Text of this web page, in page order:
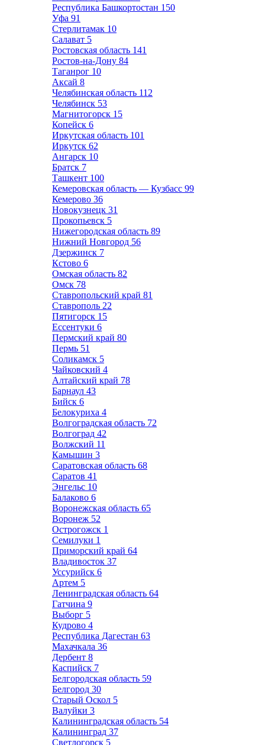
Республика Башкортостан 150
Уфа 91
Стерлитамак 10
Салават 5
Ростовская область 141
Ростов-на-Дону 84
Таганрог 10
Аксай 8
Челябинская область 112
Челябинск 53
Магнитогорск 15
Копейск 6
Иркутская область 101
Иркутск 62
Ангарск 10
Братск 7
Ташкент 100
Кемеровская область — Кузбасс 99
Кемерово 36
Новокузнецк 31
Прокопьевск 5
Нижегородская область 89
Нижний Новгород 56
Дзержинск 7
Кстово 6
Омская область 82
Омск 78
Ставропольский край 81
Ставрополь 22
Пятигорск 15
Ессентуки 6
Пермский край 80
Пермь 51
Соликамск 5
Чайковский 4
Алтайский край 78
Барнаул 43
Бийск 6
Белокуриха 4
Волгоградская область 72
Волгоград 42
Волжский 11
Камышин 3
Саратовская область 68
Саратов 41
Энгельс 10
Балаково 6
Воронежская область 65
Воронеж 52
Острогожск 1
Семилуки 1
Приморский край 64
Владивосток 37
Уссурийск 6
Артем 5
Ленинградская область 64
Гатчина 9
Выборг 5
Кудрово 4
Республика Дагестан 63
Махачкала 36
Дербент 8
Каспийск 7
Белгородская область 59
Белгород 30
Старый Оскол 5
Валуйки 3
Калининградская область 54
Калининград 37
Светлогорск 5